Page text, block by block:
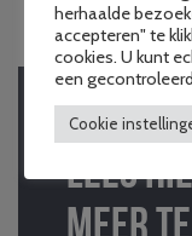
meer
herhaalde
accepteren" te
cookies. U kunt
een
Cookie